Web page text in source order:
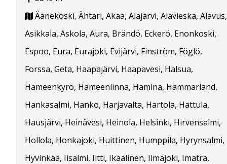
Äänekoski, Ähtäri, Akaa, Alajärvi, Alavieska, Alavus,
Asikkala, Askola, Aura, Brändö, Eckerö, Enonkoski,
Espoo, Eura, Eurajoki, Evijärvi, Finström, Föglö,
Forssa, Geta, Haapajärvi, Haapavesi, Halsua,
Hämeenkyrö, Hämeenlinna, Hamina, Hammarland,
Hankasalmi, Hanko, Harjavalta, Hartola, Hattula,
Hausjärvi, Heinävesi, Heinola, Helsinki, Hirvensalmi,
Hollola, Honkajoki, Huittinen, Humppila, Hyrynsalmi,
Hyvinkää, Iisalmi, Iitti, Ikaalinen, Ilmajoki, Imatra,